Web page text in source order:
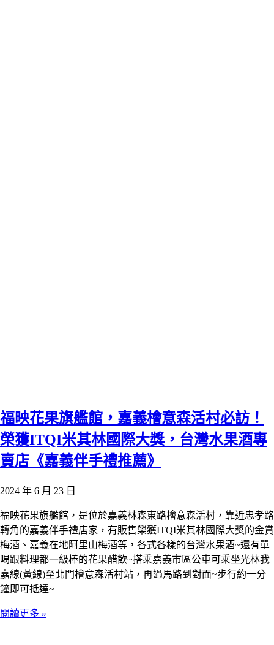
福映花果旗艦館，嘉義檜意森活村必訪！
榮獲ITQI米其林國際大獎，台灣水果酒專
賣店《嘉義伴手禮推薦》
2024 年 6 月 23 日
福映花果旗艦館，是位於嘉義林森東路檜意森活村，靠近忠孝路
轉角的嘉義伴手禮店家，有販售榮獲ITQI米其林國際大獎的金賞
梅酒、嘉義在地阿里山梅酒等，各式各樣的台灣水果酒~還有單
喝跟料理都一級棒的花果醋飲~搭乘嘉義市區公車可乘坐光林我
嘉線(黃線)至北門檜意森活村站，再過馬路到對面~步行約一分
鐘即可抵達~
閱讀更多 »